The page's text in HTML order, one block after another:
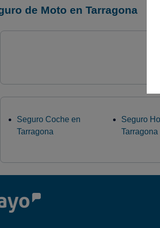
de Moto en Tarragona
Seguro Coche en
Tarragona
Seguro
Tarragona